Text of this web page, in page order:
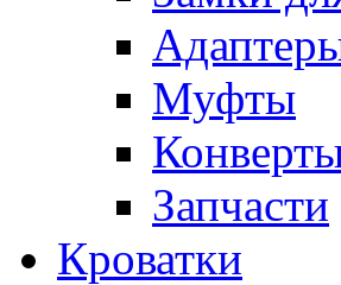
Муфты
Запчасти
Кроватки